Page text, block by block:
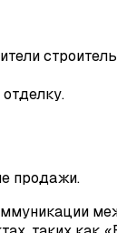
продажи.